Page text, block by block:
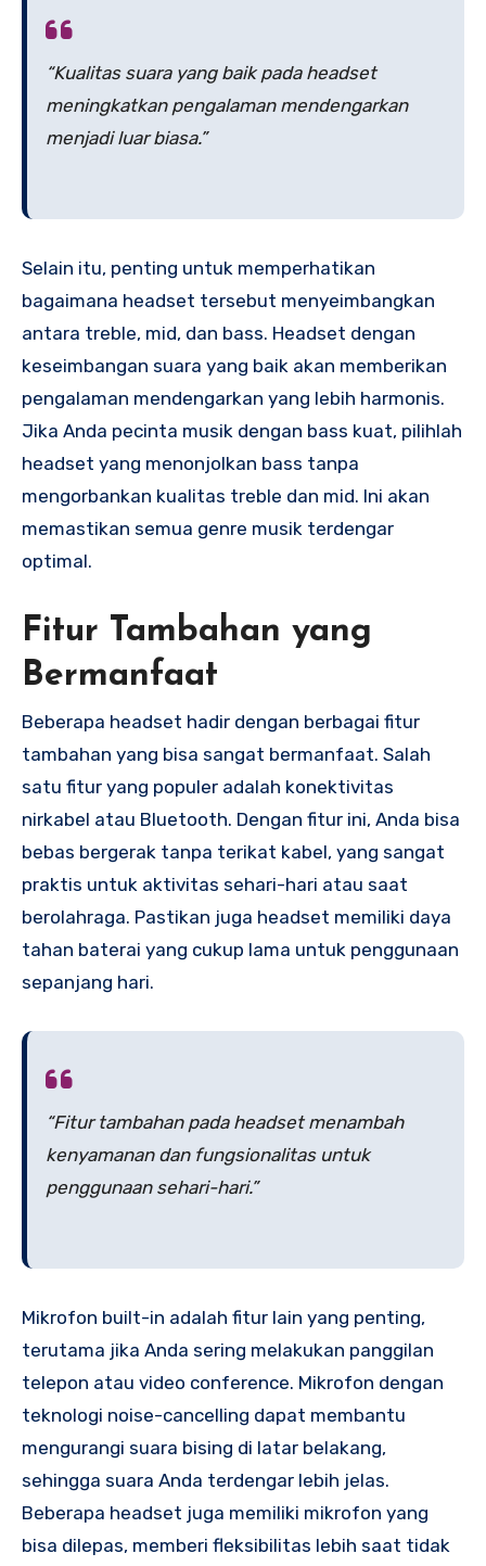
“Kualitas suara yang baik pada headset
meningkatkan pengalaman mendengarkan
menjadi luar biasa.”
Selain itu, penting untuk memperhatikan
bagaimana headset tersebut menyeimbangkan
antara treble, mid, dan bass. Headset dengan
keseimbangan suara yang baik akan memberikan
pengalaman mendengarkan yang lebih harmonis.
Jika Anda pecinta musik dengan bass kuat, pilihlah
headset yang menonjolkan bass tanpa
mengorbankan kualitas treble dan mid. Ini akan
memastikan semua genre musik terdengar
optimal.
Fitur Tambahan yang
Bermanfaat
Beberapa headset hadir dengan berbagai fitur
tambahan yang bisa sangat bermanfaat. Salah
satu fitur yang populer adalah konektivitas
nirkabel atau Bluetooth. Dengan fitur ini, Anda bisa
bebas bergerak tanpa terikat kabel, yang sangat
praktis untuk aktivitas sehari-hari atau saat
berolahraga. Pastikan juga headset memiliki daya
tahan baterai yang cukup lama untuk penggunaan
sepanjang hari.
“Fitur tambahan pada headset menambah
kenyamanan dan fungsionalitas untuk
penggunaan sehari-hari.”
Mikrofon built-in adalah fitur lain yang penting,
terutama jika Anda sering melakukan panggilan
telepon atau video conference. Mikrofon dengan
teknologi noise-cancelling dapat membantu
mengurangi suara bising di latar belakang,
sehingga suara Anda terdengar lebih jelas.
Beberapa headset juga memiliki mikrofon yang
bisa dilepas, memberi fleksibilitas lebih saat tidak